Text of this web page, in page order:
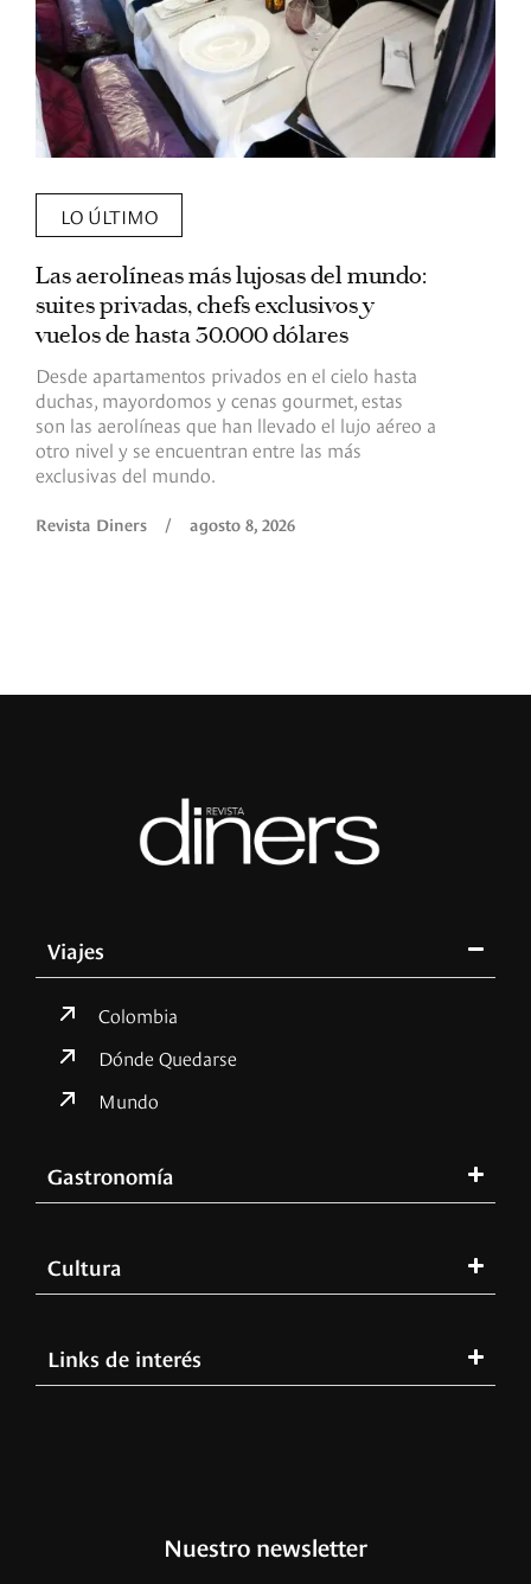
LO ÚLTIMO
Las aerolíneas más lujosas del mundo:
suites privadas, chefs exclusivos y
vuelos de hasta 30.000 dólares
Desde apartamentos privados en el cielo hasta
duchas, mayordomos y cenas gourmet, estas
son las aerolíneas que han llevado el lujo aéreo a
otro nivel y se encuentran entre las más
exclusivas del mundo.
Revista Diners / agosto 8, 2026
Viajes
Colombia
Dónde Quedarse
Mundo
Gastronomía
Cultura
Links de interés
Nuestro newsletter